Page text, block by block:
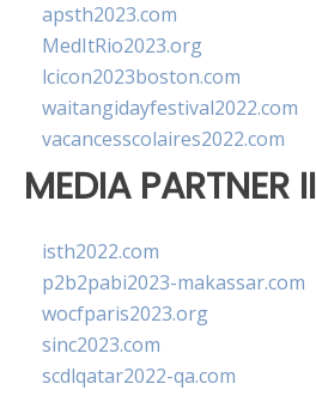
apsth2023.com
MedItRio2023.org
lcicon2023boston.com
waitangidayfestival2022.com
vacancesscolaires2022.com
MEDIA PARTNER II
isth2022.com
p2b2pabi2023-makassar.com
wocfparis2023.org
sinc2023.com
scdlqatar2022-qa.com